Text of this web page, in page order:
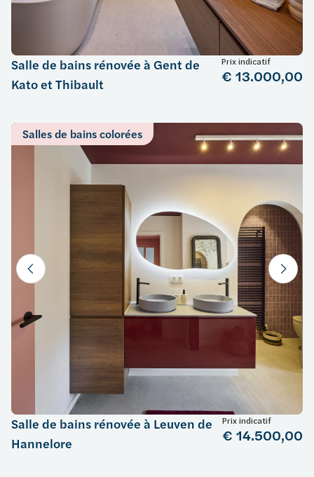
Salle de bains rénovée à Gent de
Kato et Thibault
Prix indicatif
€ 13.000,00
Salles de bains colorées
Salle de bains rénovée à Leuven de
Hannelore
Prix indicatif
€ 14.500,00